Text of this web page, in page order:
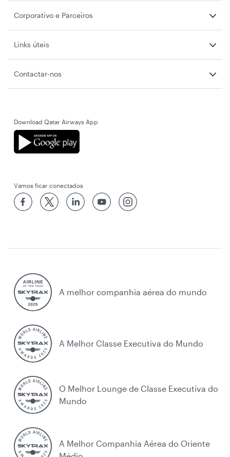
Corporativo e Parceiros
Links úteis
Contactar-nos
Download Qatar Airways App
Vamos ficar conectados
A melhor companhia aérea do mundo
A Melhor Classe Executiva do Mundo
O Melhor Lounge de Classe Executiva do
Mundo
A Melhor Companhia Aérea do Oriente